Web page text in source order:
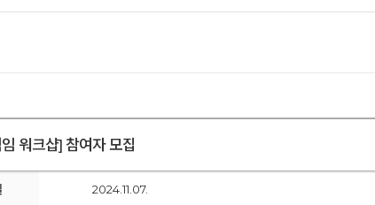
워크샵] 참여자 모집
2024.11.07.